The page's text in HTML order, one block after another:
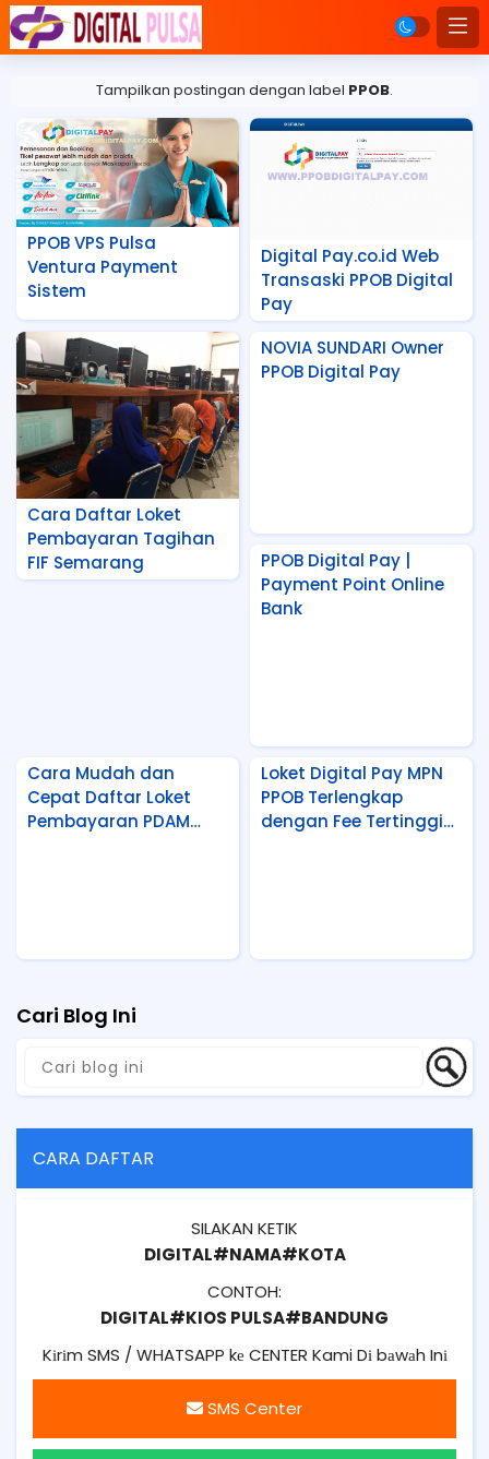
Tampilkan postingan dengan label PPOB.
PPOB VPS Pulsa
Ventura Payment
Sistem
Digital Pay.co.id Web
Transaski PPOB Digital
Pay
Cara Daftar Loket
Pembayaran Tagihan
FIF Semarang
NOVIA SUNDARI Owner
PPOB Digital Pay
PPOB Digital Pay |
Payment Point Online
Bank
Cara Mudah dan
Cepat Daftar Loket
Pembayaran PDAM
Loket Digital Pay MPN
PPOB Terlengkap
dengan Fee Tertinggi
Cari Blog Ini
CARA DAFTAR
SILAKAN KETIK
DIGITAL#NAMA#KOTA
CONTOH:
DIGITAL#KIOS PULSA#BANDUNG
Kіrіm SMS / WHATSAPP kе CENTER Kami Dі bаwаh Inі
SMS Center